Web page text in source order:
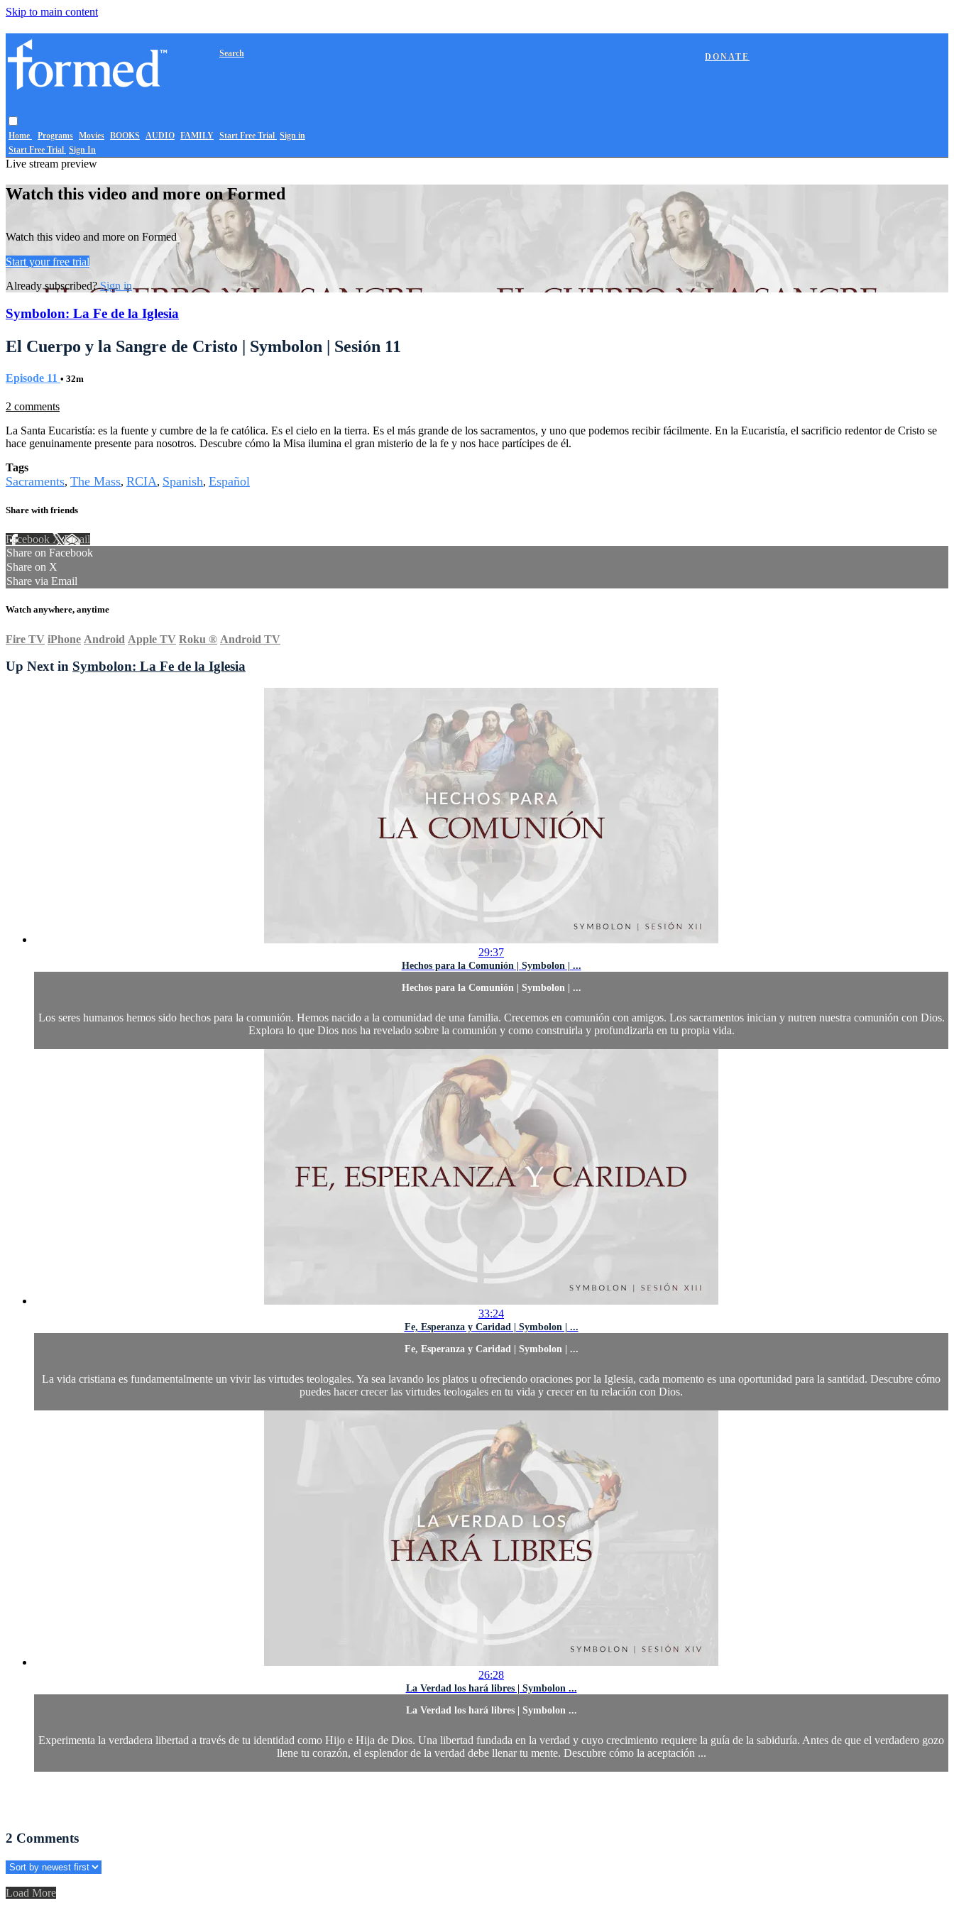
Skip to main content
Home Programs Movies BOOKS AUDIO FAMILY
DONATE
Search
Start Free Trial Sign in
Start Free Trial Sign In
Live stream preview
Watch this video and more on Formed
Watch this video and more on Formed
Start your free trial
Already subscribed?Sign in
Symbolon: La Fe de la Iglesia
El Cuerpo y la Sangre de Cristo | Symbolon | Sesión 11
Episode 11 • 32m
2 comments
La Santa Eucaristía: es la fuente y cumbre de la fe católica. Es el cielo en la tierra. Es el más grande de los sacramentos, y uno que podemos recibir fácilmente. En la Eucaristía, el sacrificio redentor de Cristo se
hace genuinamente presente para nosotros. Descubre cómo la Misa ilumina el gran misterio de la fe y nos hace partícipes de él.
Tags
Sacraments, The Mass, RCIA, Spanish, Español
Share with friends
Facebook XEmail
Share on Facebook
Share on X
Share via Email
Watch anywhere, anytime
Fire TV iPhone Android Apple TV Roku ® Android TV
Up Next in Symbolon: La Fe de la Iglesia
29:37
Hechos para la Comunión | Symbolon | ...
Hechos para la Comunión | Symbolon | ...
Los seres humanos hemos sido hechos para la comunión. Hemos nacido a la comunidad de una familia. Crecemos en comunión con amigos. Los sacramentos inician y nutren nuestra comunión con Dios.
Explora lo que Dios nos ha revelado sobre la comunión y como construirla y profundizarla en tu propia vida.
33:24
Fe, Esperanza y Caridad | Symbolon | ...
Fe, Esperanza y Caridad | Symbolon | ...
La vida cristiana es fundamentalmente un vivir las virtudes teologales. Ya sea lavando los platos u ofreciendo oraciones por la Iglesia, cada momento es una oportunidad para la santidad. Descubre cómo
puedes hacer crecer las virtudes teologales en tu vida y crecer en tu relación con Dios.
26:28
La Verdad los hará libres | Symbolon ...
La Verdad los hará libres | Symbolon ...
Experimenta la verdadera libertad a través de tu identidad como Hijo e Hija de Dios. Una libertad fundada en la verdad y cuyo crecimiento requiere la guía de la sabiduría. Antes de que el verdadero gozo
llene tu corazón, el esplendor de la verdad debe llenar tu mente. Descubre cómo la aceptación ...
2 Comments
Load More